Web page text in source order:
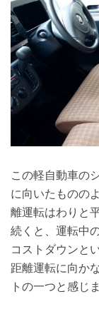
この軽自動車の
に向いたものの
離運転はわりと
続くと、運転中
コストダウンと
距離運転に向か
トの一つと感じ